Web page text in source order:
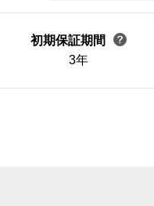
初期保証期間
3年